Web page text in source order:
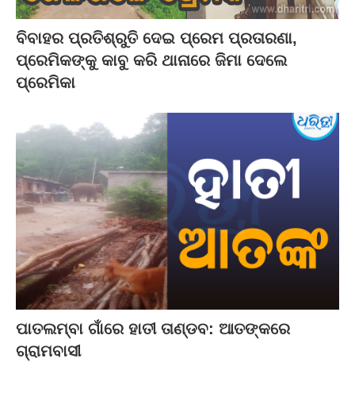
ବିବାହର ପ୍ରତିଶ୍ରୁତି ଦେଇ ପ୍ରେମ ପ୍ରତାରଣା,
ପ୍ରେମିକଙ୍କୁ କାବୁ କରି ଥାନାରେ ଜିମା ଦେଲେ
ପ୍ରେମିକା
ପାତଲମ୍ବା ଗାଁରେ ହାତୀ ତାଣ୍ଡବ: ଆତଙ୍କରେ
ଗ୍ରାମବାସୀ